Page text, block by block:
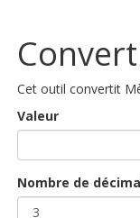
Cet outil convertit
Valeur
Nombre de